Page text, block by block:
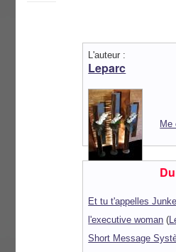
L'auteur :
Leparc
Me
Et tu t'appelles
l'executive woman (
Short Message